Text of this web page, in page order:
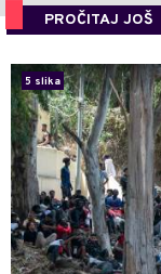
PROČITAJ JOŠ
5 slika